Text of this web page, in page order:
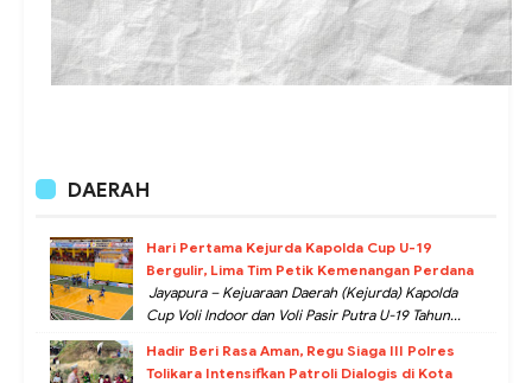
DAERAH
Hari Pertama Kejurda Kapolda Cup U-19
Bergulir, Lima Tim Petik Kemenangan Perdana
Jayapura – Kejuaraan Daerah (Kejurda) Kapolda
Cup Voli Indoor dan Voli Pasir Putra U-19 Tahun...
Hadir Beri Rasa Aman, Regu Siaga III Polres
Tolikara Intensifkan Patroli Dialogis di Kota